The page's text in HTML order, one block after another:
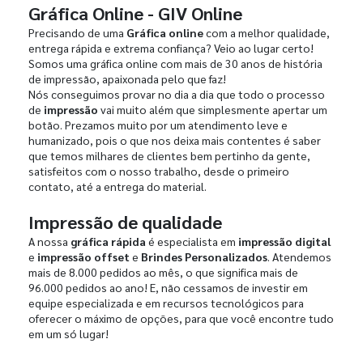
Gráfica Online - GIV Online
Precisando de uma Gráfica onlinecom a melhor qualidade,
entrega rápida e extrema confiança? Veio ao lugar certo!
Somos uma gráfica online com mais de 30 anos de história
de impressão, apaixonada pelo que faz!
Nós conseguimos provar no dia a dia que todo o processo
de impressão vai muito além que simplesmente apertar um
botão. Prezamos muito por um atendimento leve e
humanizado, pois o que nos deixa mais contentes é saber
que temos milhares de clientes bem pertinho da gente,
satisfeitos com o nosso trabalho, desde o primeiro
contato, até a entrega do material.
Impressão de qualidade
A nossa gráfica rápida é especialista em impressão digital
e impressão offset e Brindes Personalizados. Atendemos
mais de 8.000 pedidos ao mês, o que significa mais de
96.000 pedidos ao ano! E, não cessamos de investir em
equipe especializada e em recursos tecnológicos para
oferecer o máximo de opções, para que você encontre tudo
em um só lugar!